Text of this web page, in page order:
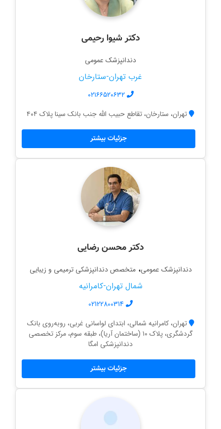
دکتر شیوا رحیمی
دندانپزشک عمومی
غرب تهران-ستارخان
۰۲۱۶۶۵۲۰۶۳۲
تهران، ستارخان، تقاطع حبیب الله جنب بانک سینا پلاک ۴۰۴
جزئیات بیشتر
دکتر محسن رضایی
دندانپزشک عمومی،متخصص دندانپزشکی ترمیمی و زیبایی
شمال تهران-کامرانیه
02122800314
تهران، کامرانیه شمالی، ابتدای لواسانی غربی، روبه‌روی بانک
گردشگری، پلاک ۱۰ (ساختمان آریا)، طبقه سوم، مرکز تخصصی
دندانپزشکی امگا
جزئیات بیشتر